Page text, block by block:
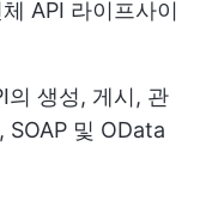
API 라이프사이
의 생성, 게시, 관
SOAP 및 OData